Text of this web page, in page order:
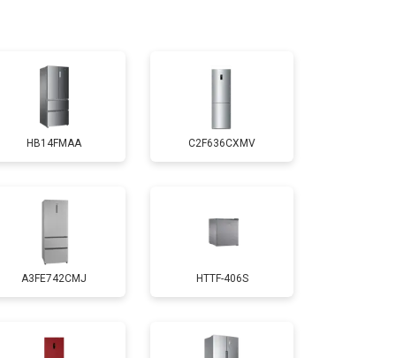
1700 ₽ Заказать
2550 ₽ Заказать
Заказать
4750 ₽ Заказать
3650 ₽
HB14FMAA C2F636CXMV
A3FE742CMJ HTTF-406S